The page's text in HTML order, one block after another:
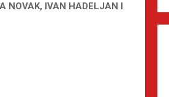
NOVAK, IVAN HADELJAN I